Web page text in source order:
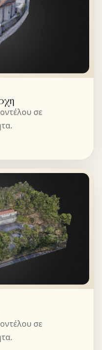
σε
σε